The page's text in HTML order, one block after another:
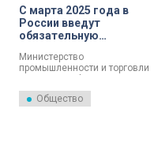
С марта 2025 года в
России введут
обязательную
стройматериалов
Министерство
промышленности и торговли
(Минпромторг) анонсировало
важные изменения касательно
Общество